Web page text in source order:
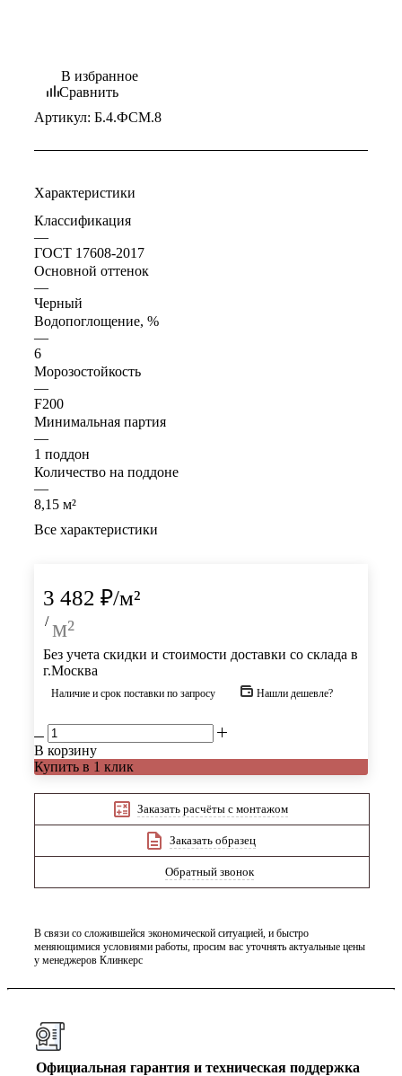
В избранное
Сравнить
Артикул: Б.4.ФСМ.8
Характеристики
Классификация
—
ГОСТ 17608-2017
Основной оттенок
—
Черный
Водопоглощение, %
—
6
Морозостойкость
—
F200
Минимальная партия
—
1 поддон
Количество на поддоне
—
8,15 м²
Все характеристики
3 482 ₽/м²
/ м²
Без учета скидки и стоимости доставки со склада в
г.Москва
Наличие и срок поставки по запросу Нашли дешевле?
В корзину
Купить в 1 клик
Заказать расчёты с монтажом
Заказать образец
Обратный звонок
В связи со сложившейся экономической ситуацией, и быстро
меняющимися условиями работы, просим вас уточнять актуальные цены
у менеджеров Клинкерс
Официальная гарантия и техническая поддержка